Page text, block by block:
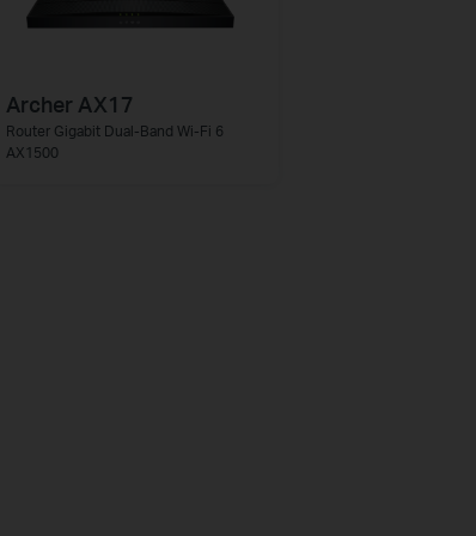
Archer AX17
Router Gigabit Dual-Band Wi-Fi 6
AX1500